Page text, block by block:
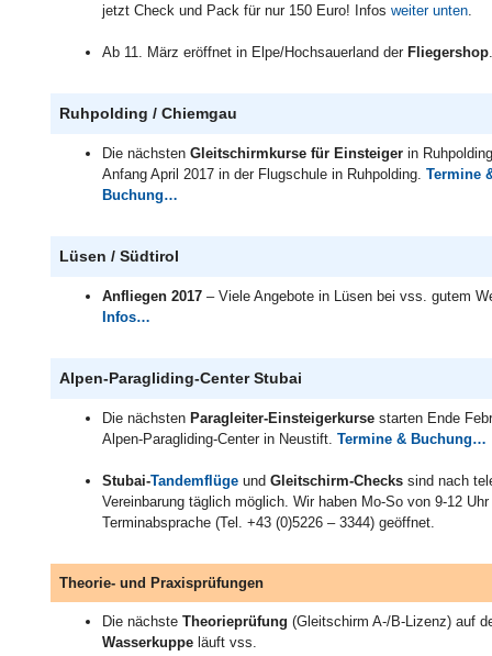
jetzt Check und Pack für nur 150 Euro! Infos weiter unten
Ab 11. März eröffnet in Elpe/Hochsauerland der Fliegershop
Ruhpolding / Chiemgau
Die nächsten Gleitschirmkurse für Einsteiger in
Anfang April 2017 in der Flugschule in Ruhpolding. Termine
Buchung…
Lüsen / Südtirol
Anfliegen 2017 – Viele Angebote in Lüsen bei vss. gutem
Infos…
Alpen-Paragliding-Center Stubai
Die nächsten Paragleiter-Einsteigerkurse starten Ende
Alpen-Paragliding-Center in Neustift. Termine & Buchung…
Stubai-Tandemflüge und Gleitschirm-Checks sind nach
Vereinbarung täglich möglich. Wir haben Mo-So von 9-12
Terminabsprache (Tel. +43 (0)5226 – 3344) geöffnet.
Theorie- und Praxisprüfungen
Die nächste Theorieprüfung (Gleitschirm A-/B-Lizenz) auf
Wasserkuppe läuft vss.